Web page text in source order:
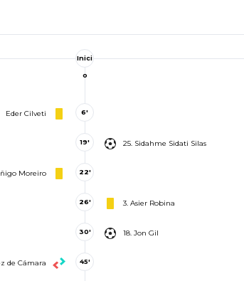
Inici
o
Eder Cilveti 6'
25. Sidahme Sidati Silas
19'
Moreiro 22'
3. Asier Robina
26'
18. Jon Gil
30'
de Cámara 45'